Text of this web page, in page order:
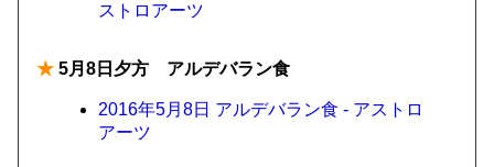
ストロアーツ
★ 5月8日夕方 アルデバラン食
2016年5月8日 アルデバラン食 - アストロ
アーツ